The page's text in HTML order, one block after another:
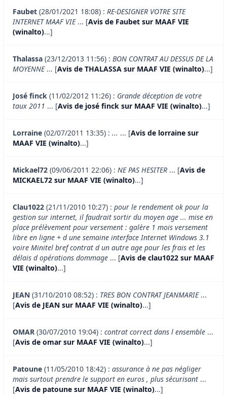
Faubet (28/01/2021 18:08) : RE-DESIGNER VOTRE SITE
INTERNET MAAF VIE... [Avis de Faubet sur MAAF VIE
(winalto)...]
Thalassa (23/12/2013 11:56) : BON CONTRAT AU DESSUS DE LA
MOYENNE... [Avis de THALASSA sur MAAF VIE (winalto)...]
José finck (11/02/2012 11:26) : Grande déception de votre
taux 2011 ... [Avis de josé finck sur MAAF VIE (winalto)...]
Lorraine (02/07/2011 13:35) : ... ... [Avis de lorraine sur
MAAF VIE (winalto)...]
Mickael72 (09/06/2011 22:06) : NE PAS HESITER ... [Avis de
MICKAEL72 sur MAAF VIE (winalto)...]
Clau1022 (21/11/2010 10:27) : pour le rendement ok pour la
gestion sur internet, il faudrait sortir du moyen age ... mise en
place prélèvement pour versement : galère 1 mois versement
libre en ligne + d une semaine interface Internet Windows 3.1
voire Minitel bref contrat d un autre age pour les frais et les
délais d opérations dommage ... [Avis de clau1022 sur MAAF
VIE (winalto)...]
JEAN (31/10/2010 08:52) : TRES BON CONTRAT JEANMARIE...
[Avis de JEAN sur MAAF VIE (winalto)...]
OMAR (30/07/2010 19:04) : contrat correct dans l ensemble ...
[Avis de omar sur MAAF VIE (winalto)...]
Patoune (11/05/2010 18:42) : assurance à ne pas négliger
mais surtout prendre le support en euros , plus sécurisant ...
[Avis de patoune sur MAAF VIE (winalto)...]